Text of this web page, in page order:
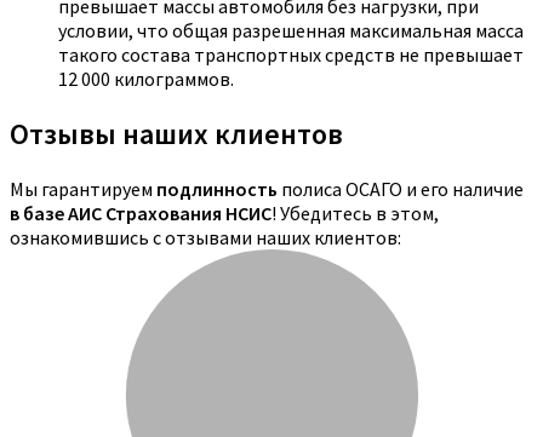
превышает массы автомобиля без нагрузки, при
условии, что общая разрешенная максимальная масса
такого состава транспортных средств не превышает
12 000 килограммов.
Отзывы наших клиентов
Мы гарантируем подлинность полиса ОСАГО и его наличие
в базе АИС Страхования НСИС! Убедитесь в этом,
ознакомившись с отзывами наших клиентов: